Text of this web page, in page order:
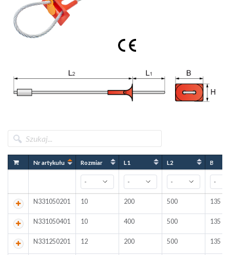
100 pieces
Nr artykułu Rozmiar L1 L2 B
N331050201 10 200 500 135
N331050401 10 400 500 135
N331250201 12 200 500 135